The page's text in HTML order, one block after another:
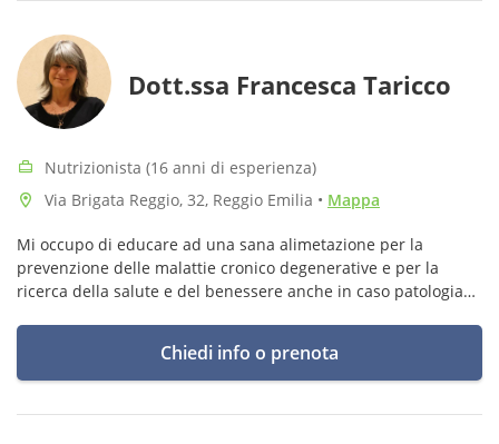
Dott.ssa Francesca Taricco
Nutrizionista (16 anni di esperienza)
Via Brigata Reggio, 32, Reggio Emilia • Mappa
Mi occupo di educare ad una sana alimetazione per la
prevenzione delle malattie cronico degenerative e per la
ricerca della salute e del benessere anche in caso patologia
Chiedi info o prenota